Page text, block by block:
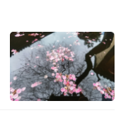
互动频道